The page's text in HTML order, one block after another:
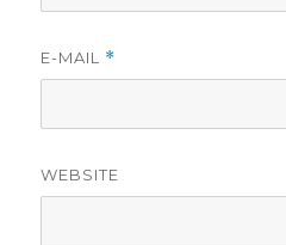
E-MAIL *
WEBSITE